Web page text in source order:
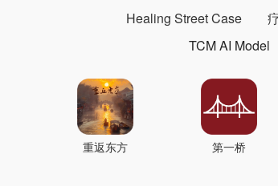
Healing Street Case
TCM AI Model
重返东方 第一桥